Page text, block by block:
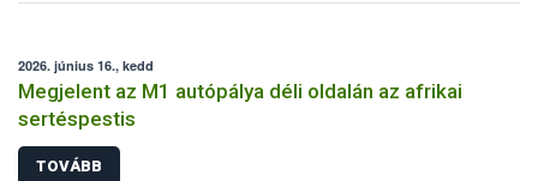
2026. június 16., kedd
Megjelent az M1 autópálya déli oldalán az afrikai
sertéspestis
TOVÁBB